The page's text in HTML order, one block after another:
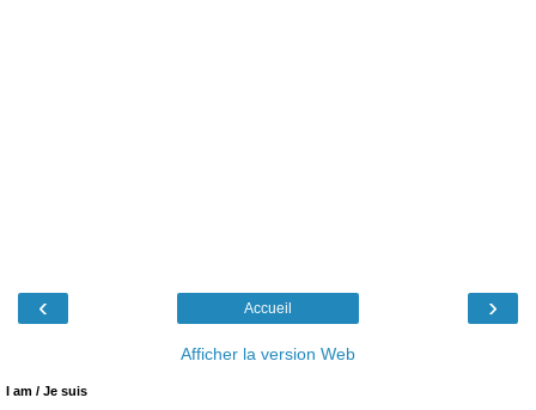
‹ ›
Accueil
Afficher la version Web
I am / Je suis